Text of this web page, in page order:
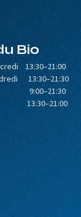
Bio
13:30–21:00
13:30–21:30
13:30–21:00